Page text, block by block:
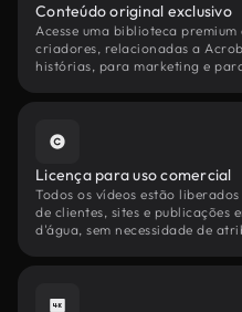
Conteúdo original exclusivo
Acesse uma biblioteca
criadores, relacionadas a
histórias, para marketing e
Licença para uso comercial
Todos os vídeos estão
de clientes, sites e publicações
d'água, sem necessidade de